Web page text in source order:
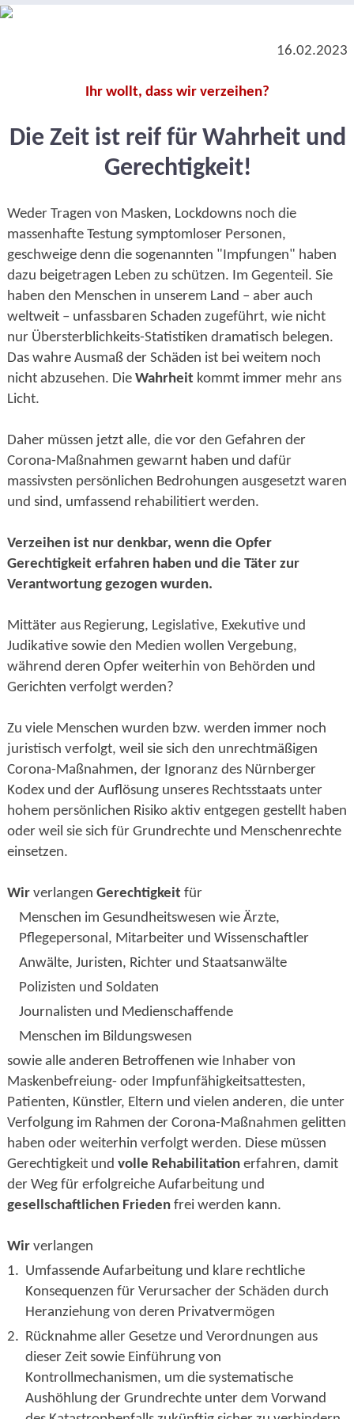
16.02.2023
Ihr wollt, dass wir verzeihen?
Die Zeit ist reif für Wahrheit und
Gerechtigkeit!
Weder Tragen von Masken, Lockdowns noch die
massenhafte Testung symptomloser Personen,
geschweige denn die sogenannten "Impfungen" haben
dazu beigetragen Leben zu schützen. Im Gegenteil. Sie
haben den Menschen in unserem Land – aber auch
weltweit – unfassbaren Schaden zugeführt, wie nicht
nur Übersterblichkeits-Statistiken dramatisch belegen.
Das wahre Ausmaß der Schäden ist bei weitem noch
nicht abzusehen. Die Wahrheit kommt immer mehr ans
Licht.
Daher müssen jetzt alle, die vor den Gefahren der
Corona-Maßnahmen gewarnt haben und dafür
massivsten persönlichen Bedrohungen ausgesetzt waren
und sind, umfassend rehabilitiert werden.
Verzeihen ist nur denkbar, wenn die Opfer
Gerechtigkeit erfahren haben und die Täter zur
Verantwortung gezogen wurden.
Mittäter aus Regierung, Legislative, Exekutive und
Judikative sowie den Medien wollen Vergebung,
während deren Opfer weiterhin von Behörden und
Gerichten verfolgt werden?
Zu viele Menschen wurden bzw. werden immer noch
juristisch verfolgt, weil sie sich den unrechtmäßigen
Corona-Maßnahmen, der Ignoranz des Nürnberger
Kodex und der Auflösung unseres Rechtsstaats unter
hohem persönlichen Risiko aktiv entgegen gestellt haben
oder weil sie sich für Grundrechte und Menschenrechte
einsetzen.
Wir verlangen Gerechtigkeit für
Menschen im Gesundheitswesen wie Ärzte,
Pflegepersonal, Mitarbeiter und Wissenschaftler
Anwälte, Juristen, Richter und Staatsanwälte
Polizisten und Soldaten
Journalisten und Medienschaffende
Menschen im Bildungswesen
sowie alle anderen Betroffenen wie Inhaber von
Maskenbefreiung- oder Impfunfähigkeitsattesten,
Patienten, Künstler, Eltern und vielen anderen, die unter
Verfolgung im Rahmen der Corona-Maßnahmen gelitten
haben oder weiterhin verfolgt werden. Diese müssen
Gerechtigkeit und volle Rehabilitation erfahren, damit
der Weg für erfolgreiche Aufarbeitung und
gesellschaftlichen Frieden frei werden kann.
Wir verlangen
1. Umfassende Aufarbeitung und klare rechtliche
Konsequenzen für Verursacher der Schäden durch
Heranziehung von deren Privatvermögen
2. Rücknahme aller Gesetze und Verordnungen aus
dieser Zeit sowie Einführung von
Kontrollmechanismen, um die systematische
Aushöhlung der Grundrechte unter dem Vorwand